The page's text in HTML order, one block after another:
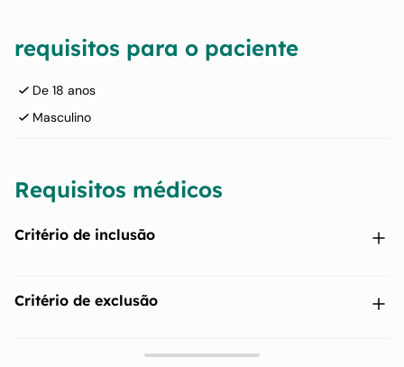
requisitos para o paciente
De 18 anos
Masculino
Requisitos médicos
Critério de inclusão
Critério de exclusão
Tratamiento previo con un radioconjugado terapéutico